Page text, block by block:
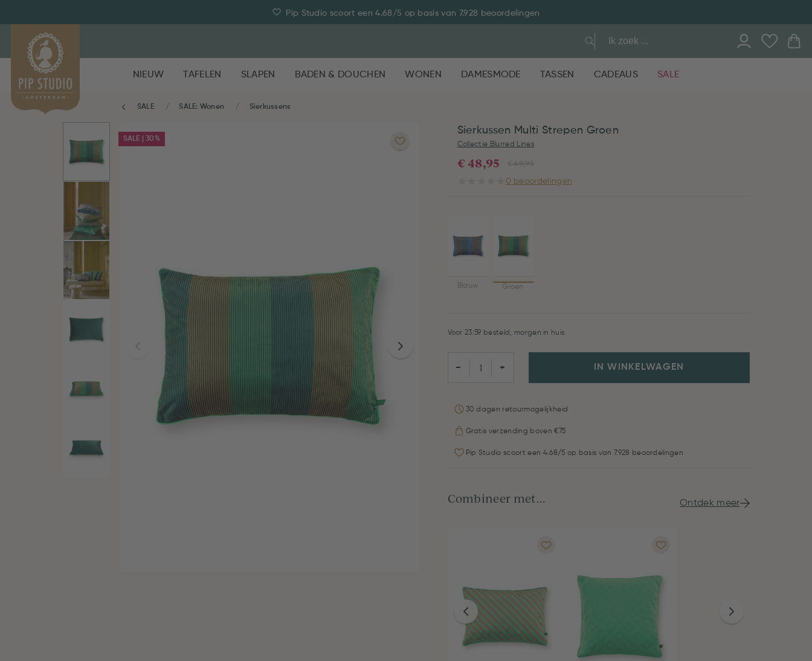
Pip Studio scoort een 4.68/5 op basis van 7.928 beoordelingen
NIEUW TAFELEN SLAPEN BADEN & DOUCHEN WONEN DAMESMODE TASSEN CADEAUS SALE
SALE SALE: Wonen Sierkussens
SALE | 30%
Sierkussen Multi Strepen Groen
Collectie Blurred Lines
€ 69,95
€ 48,95
0 beoordelingen
Blauw Groen
Voor 23:59 besteld, morgen in huis
− + IN WINKELWAGEN
30 dagen retourmogelijkheid
Gratis verzending boven €75
Pip Studio scoort een 4.68/5 op basis van 7.928 beoordelingen
Combineer met... Ontdek meer